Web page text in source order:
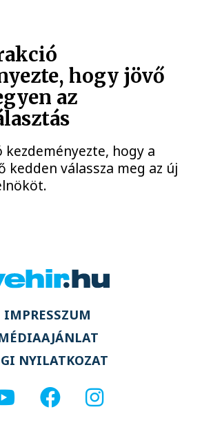
hogy jövő
az
kezdeményezte, hogy a
kedden válassza meg az új
IMPRESSZUM
NYILATKOZAT